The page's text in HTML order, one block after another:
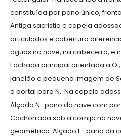
constituída por pano único,
Antiga sacristia e capela
articulados e cobertura
águas na nave, na cabeceira, e
Fachada principal orientada a
janelão e pequena imagem de
o portal para N.. Na capela
Alçado N.: pano da nave com
Cachorrada sob a cornija na
geométrica. Alçado E.: pano da